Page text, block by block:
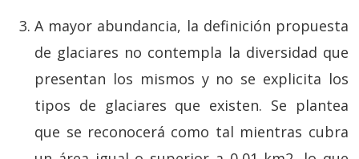
A mayor abundancia, la definición propuesta
de glaciares no contempla la diversidad que
presentan los mismos y no se explicita los
tipos de glaciares que existen. Se plantea
que se reconocerá como tal mientras cubra